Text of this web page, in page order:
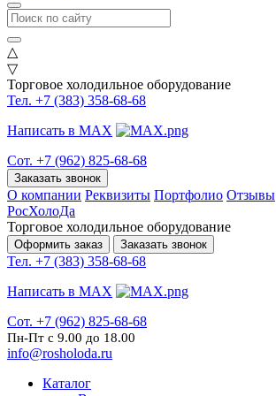
△
▽
Торговое холодильное оборудование
Тел. +7 (383) 358-68-68
Написать в MAX
Сот. +7 (962) 825-68-68
Заказать звонок
О компании Реквизиты Портфолио Отзывы
РосХолоДа
Торговое холодильное оборудование
Оформить заказ Заказать звонок
Тел. +7 (383) 358-68-68
Написать в MAX
Сот. +7 (962) 825-68-68
Пн-Пт с 9.00 до 18.00
info@rosholoda.ru
Каталог